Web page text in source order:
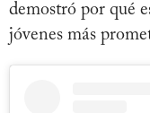
demostró por qué
jóvenes más